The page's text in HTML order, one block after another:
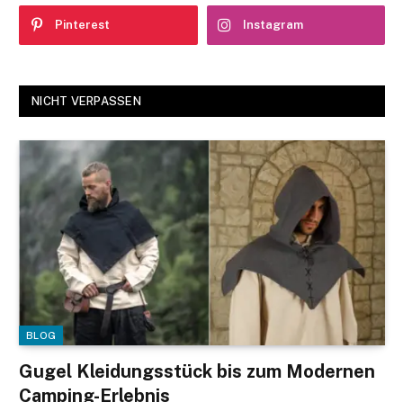
Pinterest Instagram
NICHT VERPASSEN
BLOG
Gugel Kleidungsstück bis zum Modernen
Camping-Erlebnis